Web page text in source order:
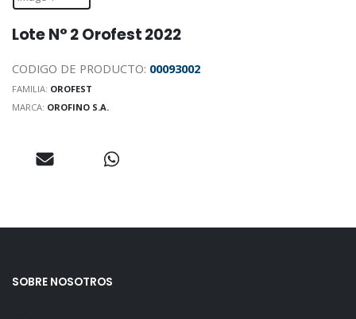
Lote N° 2 Orofest 2022
CODIGO DE PRODUCTO: 00093002
FAMILIA: OROFEST
MARCA: OROFINO S.A.
SOBRE NOSOTROS